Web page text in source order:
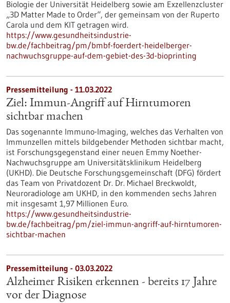
Biologie der Universität Heidelberg sowie am Exzellenzcluster
„3D Matter Made to Order“, der gemeinsam von der Ruperto
Carola und dem KIT getragen wird.
https://www.gesundheitsindustrie-
bw.de/fachbeitrag/pm/bmbf-foerdert-heidelberger-
nachwuchsgruppe-auf-dem-gebiet-des-3d-bioprinting
Pressemitteilung - 11.03.2022
Ziel: Immun-Angriff auf Hirntumoren
sichtbar machen
Das sogenannte Immuno-Imaging, welches das Verhalten von
Immunzellen mittels bildgebender Methoden sichtbar macht,
ist Forschungsgegenstand einer neuen Emmy Noether-
Nachwuchsgruppe am Universitätsklinikum Heidelberg
(UKHD). Die Deutsche Forschungsgemeinschaft (DFG) fördert
das Team von Privatdozent Dr. Dr. Michael Breckwoldt,
Neuroradiologe am UKHD, in den kommenden sechs Jahren
mit insgesamt 1,97 Millionen Euro.
https://www.gesundheitsindustrie-
bw.de/fachbeitrag/pm/ziel-immun-angriff-auf-hirntumoren-
sichtbar-machen
Pressemitteilung - 03.03.2022
Alzheimer Risiken erkennen - bereits 17 Jahre
vor der Diagnose